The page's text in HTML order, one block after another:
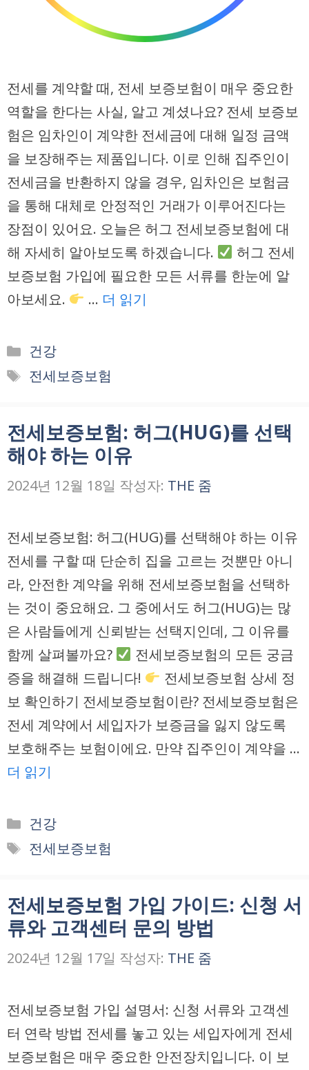
전세를 계약할 때, 전세 보증보험이 매우 중요한
역할을 한다는 사실, 알고 계셨나요? 전세 보증보
험은 임차인이 계약한 전세금에 대해 일정 금액
을 보장해주는 제품입니다. 이로 인해 집주인이
전세금을 반환하지 않을 경우, 임차인은 보험금
을 통해 대체로 안정적인 거래가 이루어진다는
장점이 있어요. 오늘은 허그 전세보증보험에 대
해 자세히 알아보도록 하겠습니다.
허그 전세
보증보험 가입에 필요한 모든 서류를 한눈에 알
아보세요.
… 더 읽기
카
테
건강
태
전세보증보험
전세보증보험: 허그(HUG)를 선택
해야 하는 이유
2024년 12월 18일 작성자: THE 줌
전세보증보험: 허그(HUG)를 선택해야 하는 이유
전세를 구할 때 단순히 집을 고르는 것뿐만 아니
라, 안전한 계약을 위해 전세보증보험을 선택하
는 것이 중요해요. 그 중에서도 허그(HUG)는 많
은 사람들에게 신뢰받는 선택지인데, 그 이유를
함께 살펴볼까요?
전세보증보험의 모든 궁금
증을 해결해 드립니다!
전세보증보험 상세 정
보 확인하기 전세보증보험이란? 전세보증보험은
전세 계약에서 세입자가 보증금을 잃지 않도록
보호해주는 보험이에요. 만약 집주인이 계약을 …
더 읽기
카
테
건강
태
전세보증보험
전세보증보험 가입 가이드: 신청 서
류와 고객센터 문의 방법
2024년 12월 17일 작성자: THE 줌
전세보증보험 가입 설명서: 신청 서류와 고객센
터 연락 방법 전세를 놓고 있는 세입자에게 전세
보증보험은 매우 중요한 안전장치입니다. 이 보